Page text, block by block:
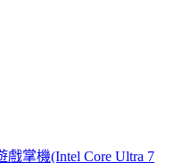
掌機(Intel Core Ultra 7